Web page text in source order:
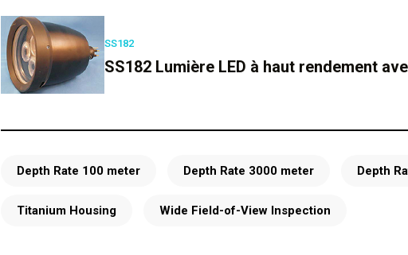
SS182
SS182 Lumière LED à haut rendement
Depth Rate 100 meter Depth Rate 3000 meter Depth
Titanium Housing Wide Field-of-View Inspection